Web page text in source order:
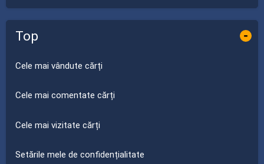
Top -
Cele mai vândute cărți
Cele mai comentate cărți
Cele mai vizitate cărți
Setările mele de confidențialitate